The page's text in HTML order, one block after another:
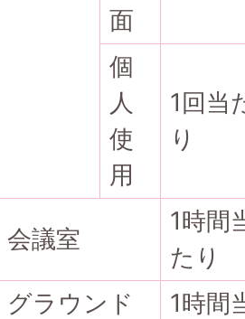
面
個
人
使
用
1回当
り
会議室
1時間
たり
グラウンド
1時間